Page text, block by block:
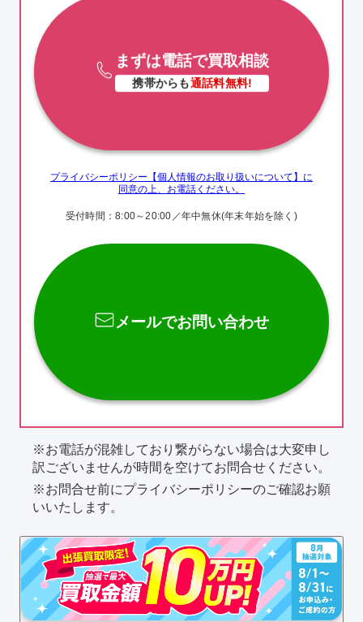
まずは電話で買取相談
携帯からも通話料無料!
プライバシーポリシー【個人情報のお取り扱いについて】に
同意の上、お電話ください。
受付時間：8:00～20:00／年中無休(年末年始を除く)
メールでお問い合わせ
お電話が混雑しており繋がらない場合は大変申し
訳ございませんが時間を空けてお問合せください。
お問合せ前にプライバシーポリシーのご確認お願
いいたします。